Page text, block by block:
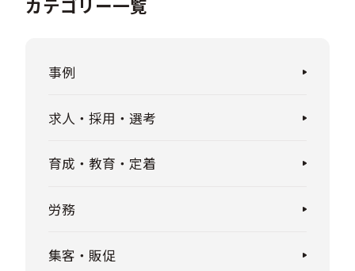
事例
求人・採用・選考
育成・教育・定着
労務
集客・販促